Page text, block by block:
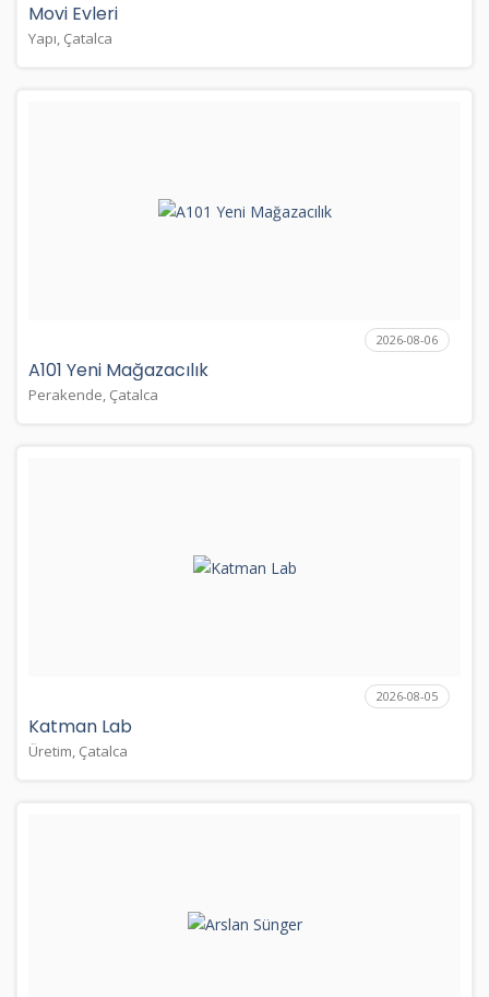
Movi Evleri
Yapı, Çatalca
2026-08-06
A101 Yeni Mağazacılık
Perakende, Çatalca
2026-08-05
Katman Lab
Üretim, Çatalca